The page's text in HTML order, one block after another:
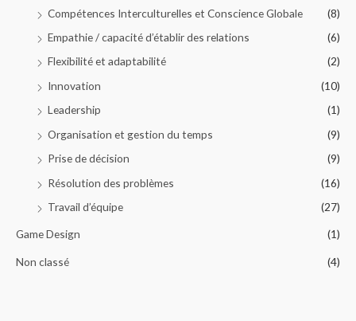
Compétences Interculturelles et Conscience Globale
(8)
Empathie / capacité d’établir des relations
(6)
Flexibilité et adaptabilité
(2)
Innovation
(10)
Leadership
(1)
Organisation et gestion du temps
(9)
Prise de décision
(9)
Résolution des problèmes
(16)
Travail d’équipe
(27)
Game Design (1)
Non classé (4)